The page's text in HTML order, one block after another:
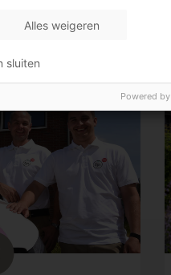
Alles weigeren
sluiten
Powered by